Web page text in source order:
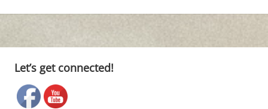
식
Let’s get connected!